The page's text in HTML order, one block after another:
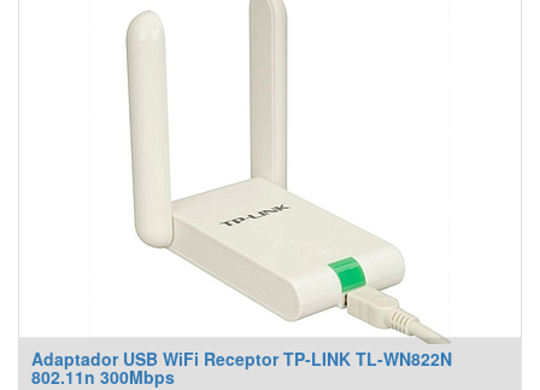
Adaptador USB WiFi Receptor TP-LINK TL-WN822N
802.11n 300Mbps